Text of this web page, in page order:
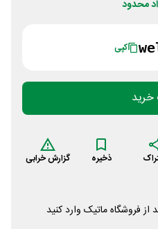
محدود
کپی
خرید
ذخیره گزارش خرابی
فروشگاه ماتیک وارد کنید